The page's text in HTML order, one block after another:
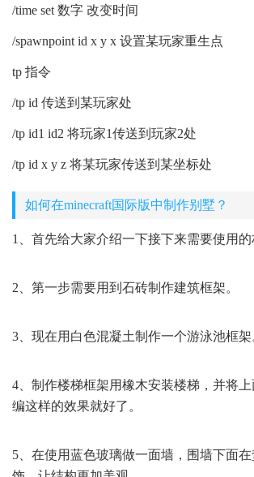
/time set 数字 改变时间
/spawnpoint id x y x 设置某玩家重生点
tp 指令
/tp id 传送到某玩家处
/tp id1 id2 将玩家1传送到玩家2处
/tp id x y z 将某玩家传送到某坐标处
如何在minecraft国际版中制作别墅？
1、首先给大家介绍一下接下来需要使用的
2、第一步需要用到石砖制作建筑框架。
3、现在用白色混凝土制作一个游泳池框架
4、制作楼梯框架用橡木安装楼梯，并将
编这样的效果就好了。
5、在使用蓝色玻璃做一面墙，围墙下面